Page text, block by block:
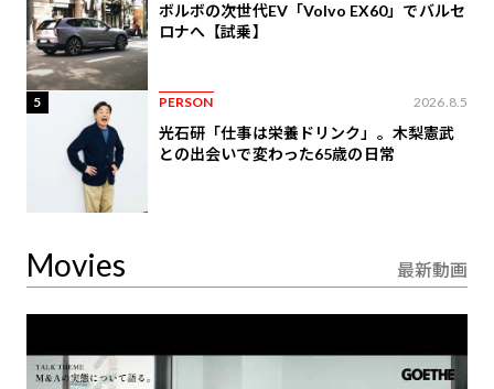
ボルボの次世代EV「Volvo EX60」でバルセ
ロナへ【試乗】
5 PERSON 2026.8.5
光石研「仕事は栄養ドリンク」。木梨憲武
との出会いで変わった65歳の日常
Movies 最新動画